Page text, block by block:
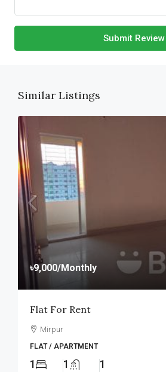
Submit Review
Similar Listings
৳9,000/Monthly
Flat For Rent
Mirpur
FLAT / APARTMENT
1 1 1